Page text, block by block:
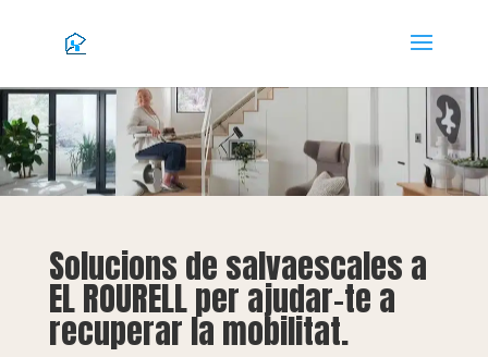
Solucions de salvaescales a
EL ROURELL per ajudar-te a
recuperar la mobilitat.